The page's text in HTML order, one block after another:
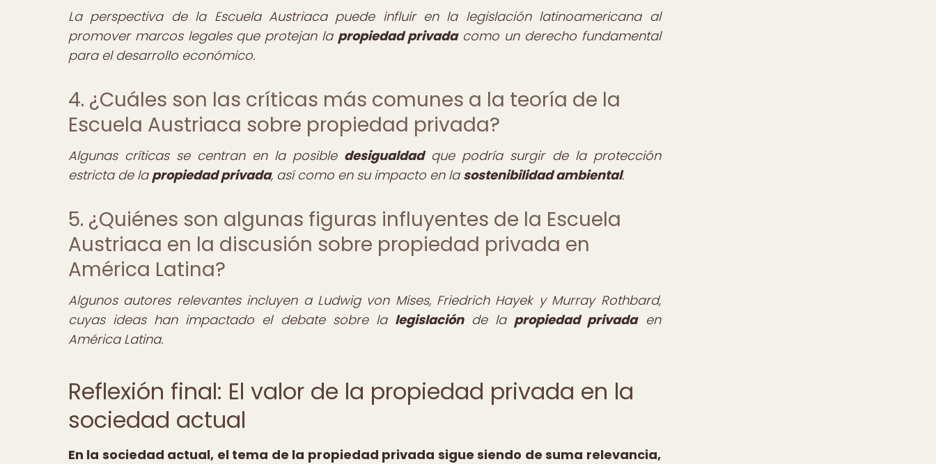
La perspectiva de la Escuela Austriaca puede influir en la legislación latinoamericana al
promover marcos legales que protejan la propiedad privadacomo un derecho fundamental
para el desarrollo económico.
4. ¿Cuáles son las críticas más comunes a la teoría de la
Escuela Austriaca sobre propiedad privada?
Algunas críticas se centran en la posible desigualdadque podría surgir de la protección
estricta de la propiedad privada, así como en su impacto en la sostenibilidad ambiental.
5. ¿Quiénes son algunas figuras influyentes de la Escuela
Austriaca en la discusión sobre propiedad privada en
América Latina?
Algunos autores relevantes incluyen a Ludwig von Mises, Friedrich Hayek y Murray Rothbard,
cuyas ideas han impactado el debate sobre la legislaciónde la propiedad privadaen
América Latina.
Reflexión final: El valor de la propiedad privada en la
sociedad actual
En la sociedad actual, el tema de la propiedad privada sigue siendo de suma relevancia,